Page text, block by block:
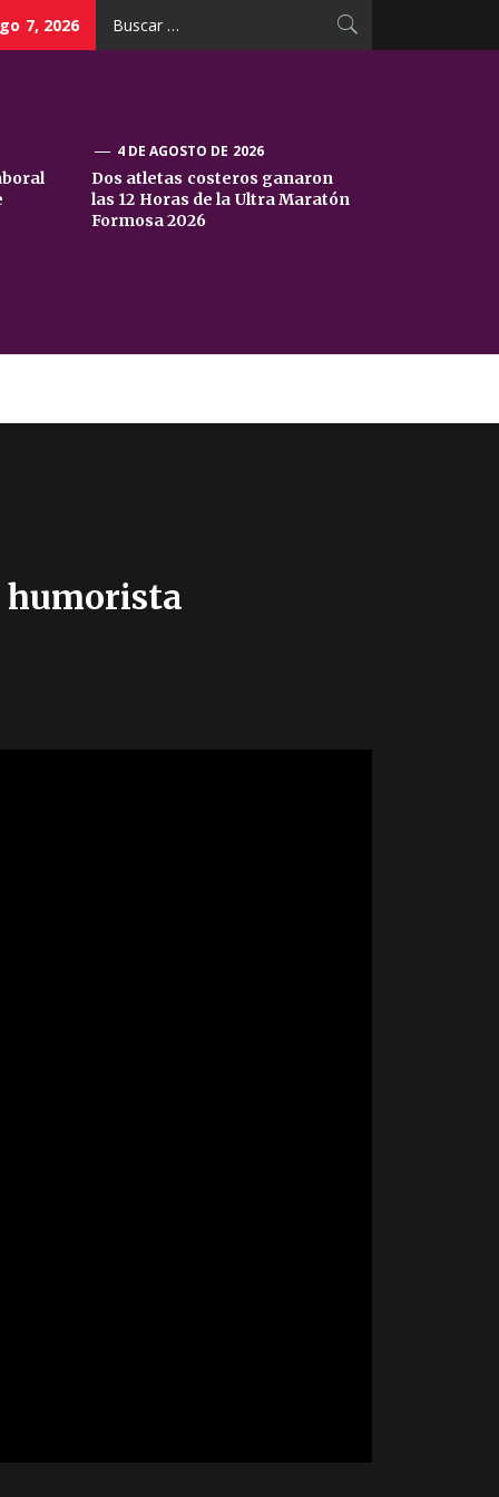
7, 2026
4 DE AGOSTO DE 2026
Dos atletas costeros ganaron
las 12 Horas de la Ultra Maratón
Formosa 2026
humorista